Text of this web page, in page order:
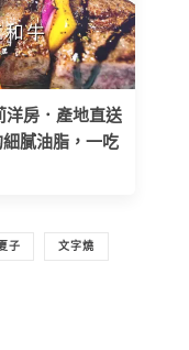
洋房．產地直送
膩油脂，一吃
子 文字燒